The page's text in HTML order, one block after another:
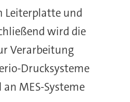
Leiterplatte und
wird die
Verarbeitung
Drucksysteme
MES-Systeme